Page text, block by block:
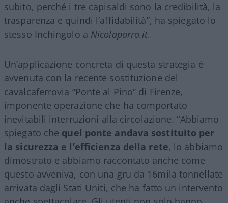
subito, perché i tre capisaldi sono la credibilità, la
trasparenza e quindi l’affidabilità”, ha spiegato lo
stesso Inchingolo a Nicolaporro.it.
Un’applicazione concreta di questa strategia è
avvenuta con la recente sostituzione del
cavalcaferrovia “Ponte al Pino” di Firenze,
imponente operazione che ha comportato
inevitabili interruzioni alla circolazione. “Abbiamo
spiegato che quel ponte andava sostituito per
la sicurezza e l’efficienza della rete, lo abbiamo
dimostrato e abbiamo raccontato anche come
questo avveniva, con una gru da 16mila tonnellate
arrivata dagli Stati Uniti, che ha fatto un intervento